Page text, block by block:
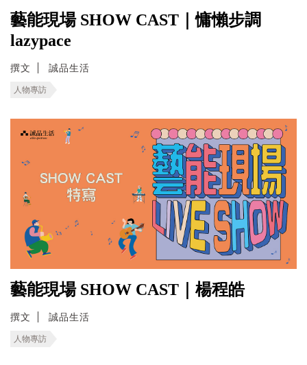
藝能現場 SHOW CAST｜慵懶步調
lazypace
撰文 誠品生活
人物專訪
藝能現場 SHOW CAST｜楊程皓
撰文 誠品生活
人物專訪